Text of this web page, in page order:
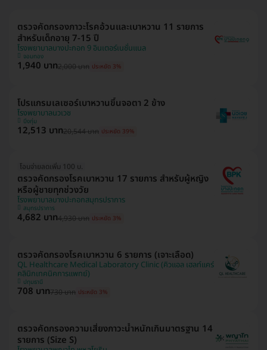
ตรวจคัดกรองภาวะโรคอ้วนและเบาหวาน 11 รายการ
สำหรับเด็กอายุ 7-15 ปี
โรงพยาบาลบางปะกอก 9 อินเตอร์เนชั่นแนล
จอมทอง
1,940 บาท2,000 บาท ประหยัด 3%
โปรแกรมเลเซอร์เบาหวานขึ้นจอตา 2 ข้าง
โรงพยาบาลนวเวช
บึงกุ่ม
12,513 บาท20,544 บาท ประหยัด 39%
โอนจ่ายลดเพิ่ม 100 บ.
ตรวจคัดกรองโรคเบาหวาน 17 รายการ สำหรับผู้หญิง
หรือผู้ชายทุกช่วงวัย
โรงพยาบาลบางปะกอกสมุทรปราการ
สมุทรปราการ
4,682 บาท4,930 บาท ประหยัด 3%
ตรวจคัดกรองโรคเบาหวาน 6 รายการ (เจาะเลือด)
QL Healthcare Medical Laboratory Clinic (คิวแอล เฮลท์แคร์
คลินิกเทคนิคการแพทย์)
ปทุมธานี
708 บาท730 บาท ประหยัด 3%
ตรวจคัดกรองความเสี่ยงภาวะน้ำหนักเกินมาตรฐาน 14
รายการ (Size S)